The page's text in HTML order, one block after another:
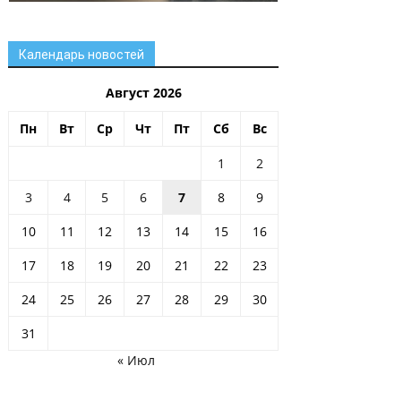
Календарь новостей
Август 2026
Пн Вт Ср Чт Пт Сб Вс
1
2
3
4 5 6 7 8
9
10
11 12 13 14 15
16
17
18 19 20 21 22
23
24
25 26 27 28 29
30
31
« Июл